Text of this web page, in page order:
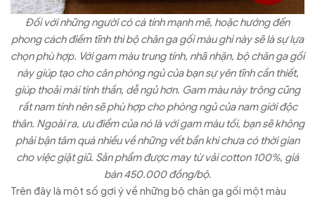
Đối với những người có cá tính mạnh mẽ, hoặc hướng đến
phong cách điềm tĩnh thì bộ chăn ga gối màu ghi này sẽ là sự lựa
chọn phù hợp. Với gam màu trung tính, nhã nhặn, bộ chăn ga gối
này giúp tạo cho căn phòng ngủ của bạn sự yên tĩnh cần thiết,
giúp thoải mái tinh thần, dễ ngủ hơn. Gam màu này trông cũng
rất nam tính nên sẽ phù hợp cho phòng ngủ của nam giới độc
thân. Ngoài ra, ưu điểm của nó là với gam màu tối, bạn sẽ không
phải bận tâm quá nhiều về những vết bẩn khi chưa có thời gian
cho việc giặt giũ. Sản phẩm được may từ vải cotton 100%, giá
bán 450.000 đồng/bộ.
Trên đây là một số gợi ý về những bộ chăn ga gối một màu